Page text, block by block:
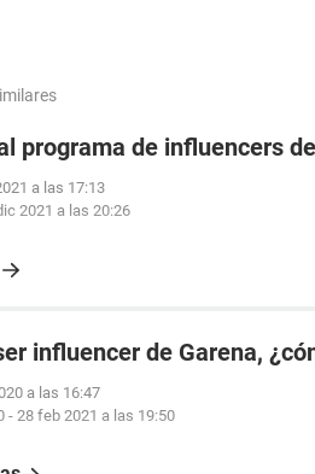
programa de influencers
a las 17:13
2021 a las 20:26
influencer de Garena,
a las 16:47
- 28 feb 2021 a las 19:50